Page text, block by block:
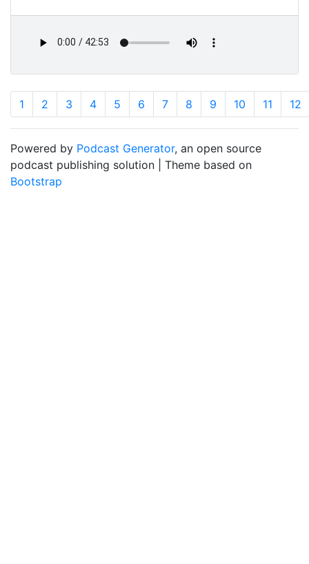
1 2 3 4 5 6 7 8 9 10 11 12
Powered by Podcast Generator, an open source
podcast publishing solution | Theme based on
Bootstrap